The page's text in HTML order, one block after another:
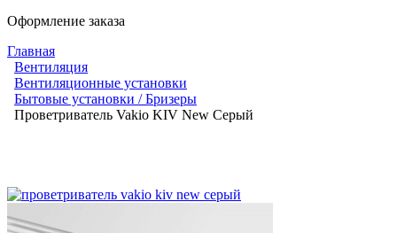
Оформление заказа
Главная
Вентиляция
Вентиляционные установки
Бытовые установки / Бризеры
Проветриватель Vakio KIV New Серый